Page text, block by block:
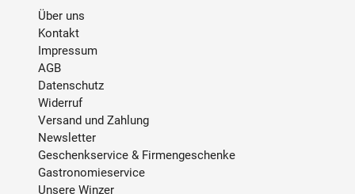
Über uns
Kontakt
Impressum
AGB
Datenschutz
Widerruf
Versand und Zahlung
Newsletter
Geschenkservice & Firmengeschenke
Gastronomieservice
Unsere Winzer